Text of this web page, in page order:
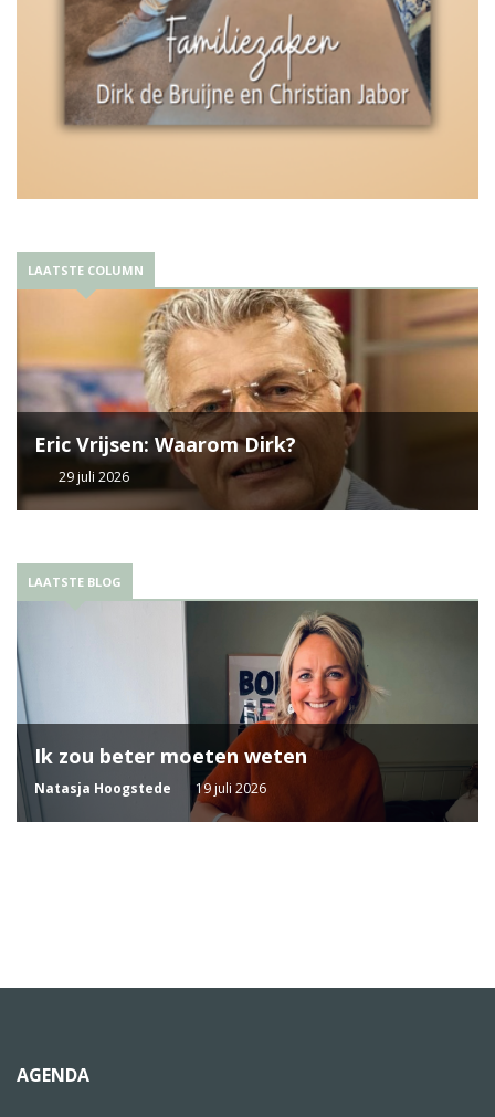
LAATSTE COLUMN
Eric Vrijsen: Waarom Dirk?
29 juli 2026
LAATSTE BLOG
Ik zou beter moeten weten
Natasja Hoogstede 19 juli 2026
AGENDA